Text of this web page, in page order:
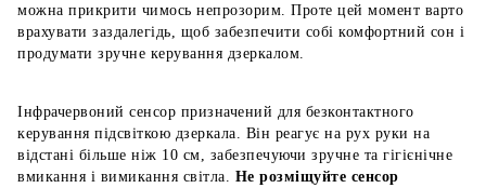
можна прикрити чимось непрозорим. Проте цей момент варто
врахувати заздалегідь, щоб забезпечити собі комфортний сон і
продумати зручне керування дзеркалом.
Інфрачервоний сенсор призначений для безконтактного
керування підсвіткою дзеркала. Він реагує на рух руки на
відстані більше ніж 10 см, забезпечуючи зручне та гігієнічне
вмикання і вимикання світла. Не розміщуйте сенсор